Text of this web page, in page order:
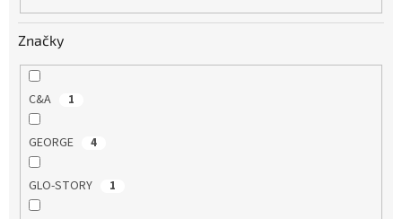
Značky
C&A 1
GEORGE 4
GLO-STORY 1